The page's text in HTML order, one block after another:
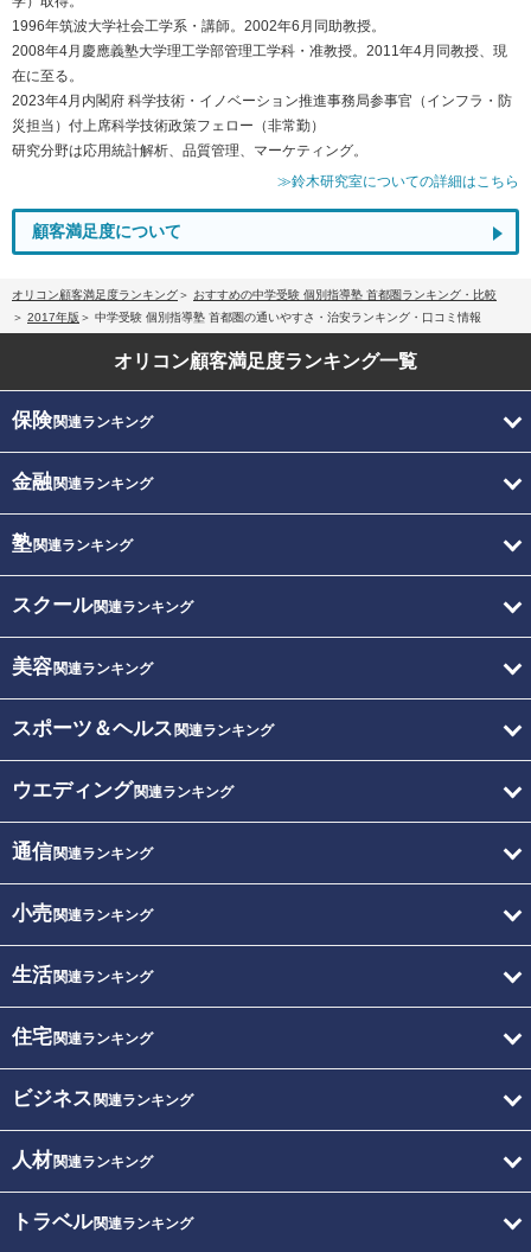
1996年筑波大学社会工学系・講師。2002年6月同助教授。
2008年4月慶應義塾大学理工学部管理工学科・准教授。2011年4月同教授、現
在に至る。
2023年4月内閣府 科学技術・イノベーション推進事務局参事官（インフラ・防
災担当）付上席科学技術政策フェロー（非常勤）
研究分野は応用統計解析、品質管理、マーケティング。
≫鈴木研究室についての詳細はこちら
顧客満足度について
オリコン顧客満足度ランキング
おすすめの中学受験 個別指導塾 首都圏ランキング・比較
2017年版
中学受験 個別指導塾 首都圏の通いやすさ・治安ランキング・口コミ情報
オリコン顧客満足度ランキング一覧
保険関連ランキング
金融関連ランキング
塾関連ランキング
スクール関連ランキング
美容関連ランキング
スポーツ＆ヘルス 関連ランキング
ウエディング関連ランキング
通信関連ランキング
小売関連ランキング
生活関連ランキング
住宅関連ランキング
ビジネス 関連ランキング
人材関連ランキング
トラベル関連ランキング